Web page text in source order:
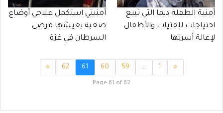
أمنية الطفلة ديما التي تبيع
احتياجات للفتيات والأطفال
لإعالة أسرتها
أمنيتي استكمل علاجي أوضاع
صعبة يعيشها مرضى
السرطان في غزة
«
1
…
59
60
61
62
»
Page 61 of 62